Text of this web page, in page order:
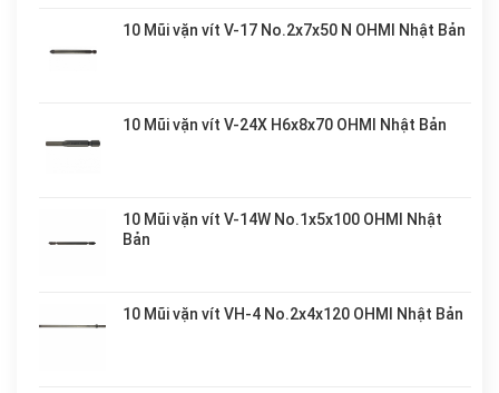
10 Mũi vặn vít V-17 No.2x7x50 N OHMI Nhật Bản
10 Mũi vặn vít V-24X H6x8x70 OHMI Nhật Bản
10 Mũi vặn vít V-14W No.1x5x100 OHMI Nhật
Bản
10 Mũi vặn vít VH-4 No.2x4x120 OHMI Nhật Bản